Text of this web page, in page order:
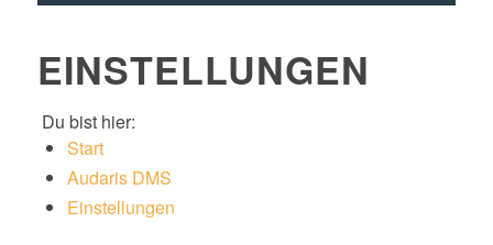
EINSTELLUNGEN
Du bist hier:
Start
Audaris DMS
Einstellungen